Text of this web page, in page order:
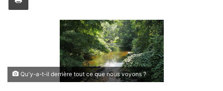
Qu'y-a-t-il derrière tout ce que nous voyons ?